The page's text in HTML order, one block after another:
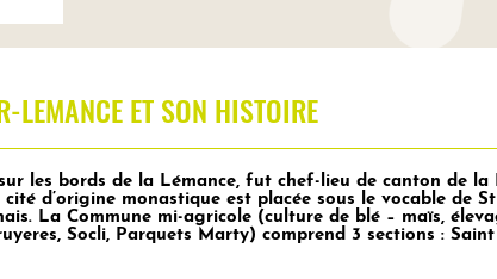
LEMANCE ET SON HISTOIRE
les bords de la Lémance, fut chef-lieu de canton de la
d’origine monastique est placée sous le vocable de
La Commune mi-agricole (culture de blé – maïs,
Socli, Parquets Marty) comprend 3 sections :